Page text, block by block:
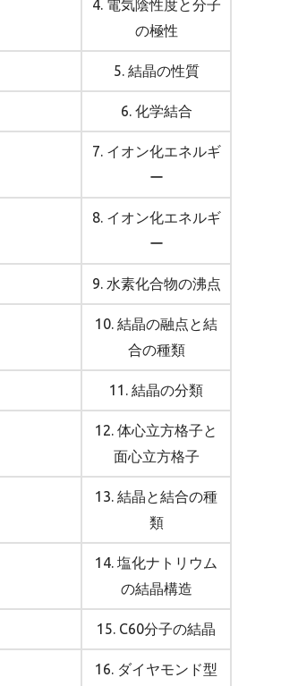
4. 電気陰性度と分子
の極性
5. 結晶の性質
6. 化学結合
7. イオン化エネルギ
ー
8. イオン化エネルギ
ー
9. 水素化合物の沸点
10. 結晶の融点と結
合の種類
11. 結晶の分類
12. 体心立方格子と
面心立方格子
13. 結晶と結合の種
類
14. 塩化ナトリウム
の結晶構造
15. C60分子の結晶
16. ダイヤモンド型